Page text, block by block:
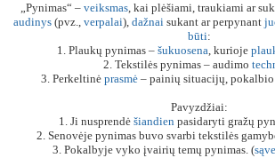
„Pynimas“ – veiksmas, kai plėšiami, traukiami ar
audinys (pvz., verpalai), dažnai sukant ar perpynant
būti:
1. Plaukų pynimas – šukuosena, kurioje
2. Tekstilės pynimas – audimo
3. Perkeltinė prasmė – painių situacijų, pokalbio
Pavyzdžiai:
1. Ji nusprendė šiandien pasidaryti gražų
2. Senovėje pynimas buvo svarbi tekstilės
3. Pokalbyje vyko įvairių temų pynimas. (